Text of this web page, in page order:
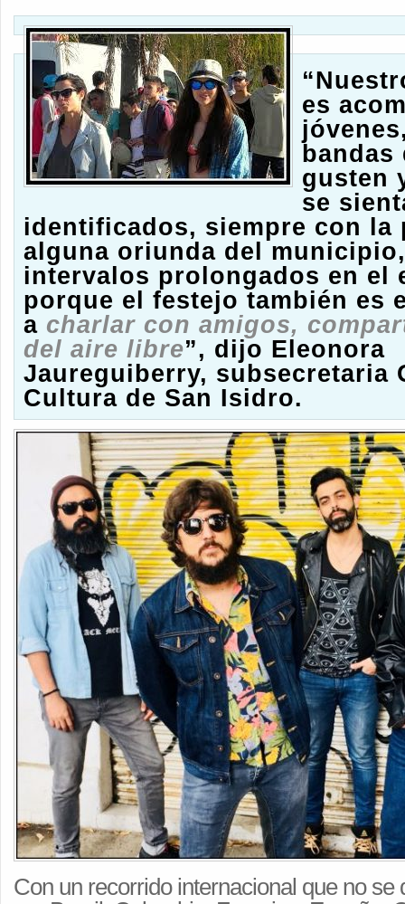
es
jóvenes
bandas
gusten
se
identificados, siempre con la
alguna oriunda del
intervalos prolongados en el
porque el festejo también es
a charlar con amigos,
del aire libre”, dijo Eleonora
Jaureguiberry, subsecretaria
Cultura de San Isidro.
Con un recorrido internacional que no se